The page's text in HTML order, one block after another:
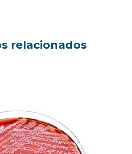
relacionados